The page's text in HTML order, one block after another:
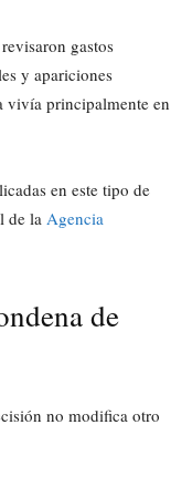
gastos
y apariciones
vivía principalmente en
en este tipo de
de la Agencia
de
no modifica otro